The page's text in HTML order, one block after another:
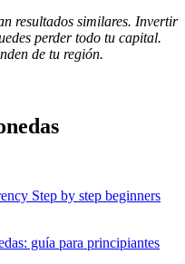
resultados similares. Invertir
perder todo tu capital.
de tu región.
guía para principiantes